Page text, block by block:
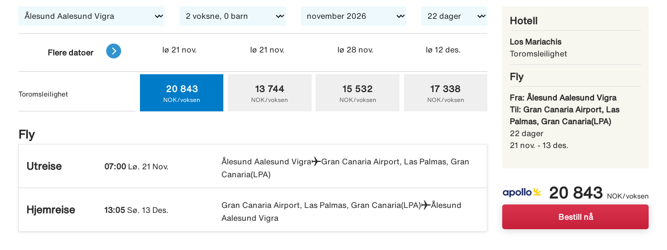
Flere datoer lø 21 nov. lø 21 nov. lø 28 nov. lø 12 des. lø 12 des.
Toromsleilighet
20 843
NOK/voksen
13 744
NOK/voksen
15 532
NOK/voksen
17 338
NOK/voksen NOK/voksen NOK/voksen
Fly
Utreise 07:00 Lø. 21 Nov.
Ålesund Aalesund Vigra
Gran Canaria Airport, Las Palmas, Gran
Canaria(LPA)
Hjemreise 13:05 Sø. 13 Des.
Gran Canaria Airport, Las Palmas, Gran Canaria(LPA)
Ålesund
Aalesund Vigra
Hotell
Los Mariachis
Toromsleilighet
Fly
Fra: Ålesund Aalesund Vigra
Til: Gran Canaria Airport, Las
Palmas, Gran Canaria(LPA)
22 dager
21 nov. - 13 des.
20 843 NOK/voksen
Bestill nå